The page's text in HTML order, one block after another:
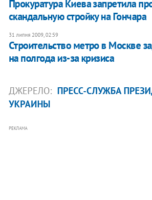
Прокуратура Киева запретила
скандальную стройку на Гончара
31 липня 2009, 02:59
Строительство метро в Москве
на полгода из-за кризиса
ДЖЕРЕЛО: ПРЕСС-СЛУЖБА
УКРАИНЫ
РЕКЛАМА